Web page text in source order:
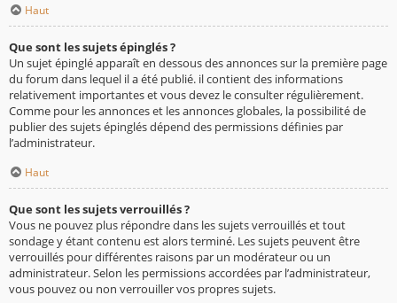
Haut
Que sont les sujets épinglés ?
Un sujet épinglé apparaît en dessous des annonces sur la première page
du forum dans lequel il a été publié. il contient des informations
relativement importantes et vous devez le consulter régulièrement.
Comme pour les annonces et les annonces globales, la possibilité de
publier des sujets épinglés dépend des permissions définies par
l’administrateur.
Haut
Que sont les sujets verrouillés ?
Vous ne pouvez plus répondre dans les sujets verrouillés et tout
sondage y étant contenu est alors terminé. Les sujets peuvent être
verrouillés pour différentes raisons par un modérateur ou un
administrateur. Selon les permissions accordées par l’administrateur,
vous pouvez ou non verrouiller vos propres sujets.